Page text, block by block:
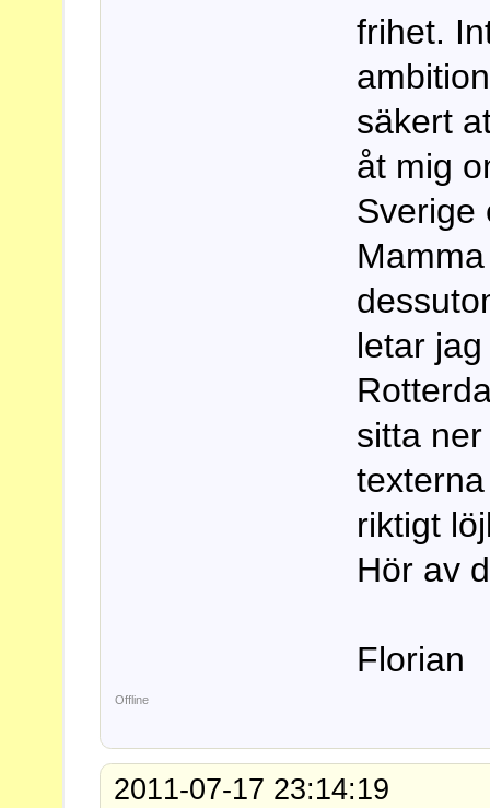
frihet.
säkert
åt mig
Sverige
letar
sitta
riktigt
Hör av
Florian
Offline
2011-07-17 23:14:19